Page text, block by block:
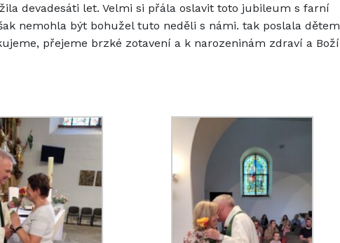
devadesáti let. Velmi si přála oslavit toto jubileum s farní
nemohla být bohužel tuto neděli s námi. tak poslala dětem
přejeme brzké zotavení a k narozeninám zdraví a Boží